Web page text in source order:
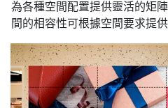
為各種空間配置提供靈活的矩
間的相容性可根據空間要求提